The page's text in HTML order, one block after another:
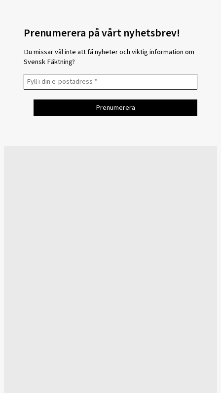
Prenumerera på vårt nyhetsbrev!
Du missar väl inte att få nyheter och viktig information om
Svensk Fäktning?